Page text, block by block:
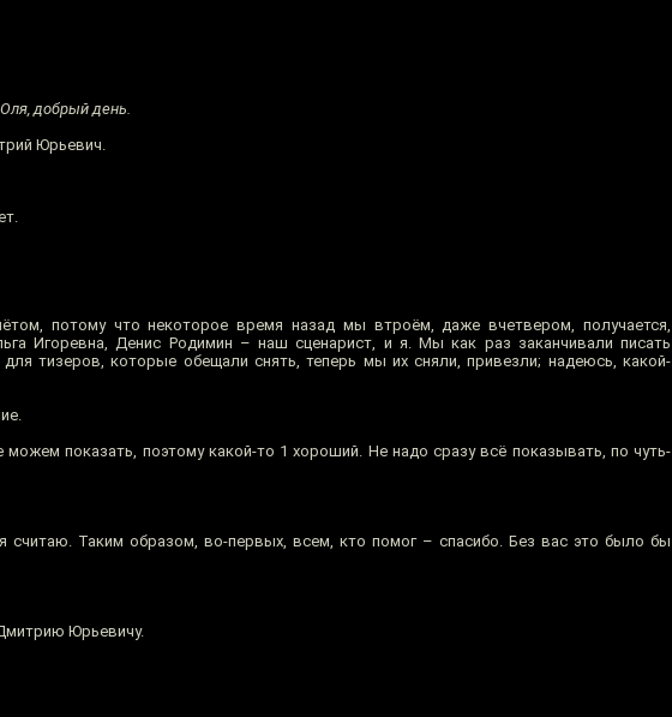
добрый день.
Юрьевич.
потому что некоторое время назад мы втроём, даже вчетвером, получается,
Игоревна, Денис Родимин – наш сценарист, и я. Мы как раз заканчивали писать
тизеров, которые обещали снять, теперь мы их сняли, привезли; надеюсь, какой-
показать, поэтому какой-то 1 хороший. Не надо сразу всё показывать, по чуть-
считаю. Таким образом, во-первых, всем, кто помог – спасибо. Без вас это было бы
Юрьевичу.